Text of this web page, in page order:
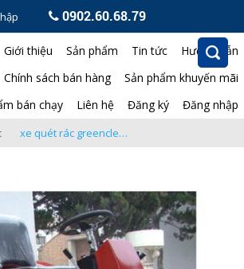
0902.60.68.79
Giới thiệu Sản phẩm Tin tức
Hướng dẫn
Chính sách bán hàng
Sản phẩm khuyến mãi
bán chạy
Liên hệ Đăng ký Đăng nhập
xe quét rác greenclean - gc-1250